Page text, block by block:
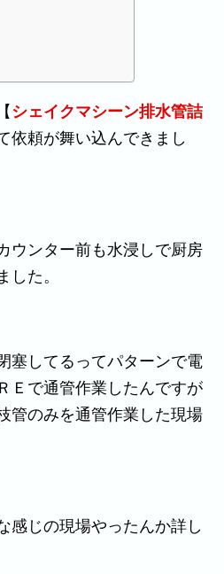
シェイクマシーン排水管詰
依頼が舞い込んできまし
ウンター前も水浸しで厨房
した。
塞してるってパターンで電
Ｅで通管作業したんですが
管のみを通管作業した現場
感じの現場やったんか詳し